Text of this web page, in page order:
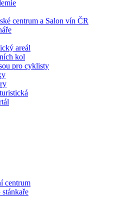
centrum a Salon vín ČR
areál
kol
pro cyklisty
centrum